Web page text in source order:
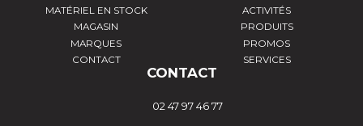
MATÉRIEL EN STOCK
ACTIVITÉS
MAGASIN
PRODUITS
MARQUES
PROMOS
CONTACT
SERVICES
CONTACT
02 47 97 46 77